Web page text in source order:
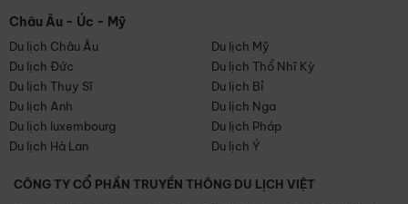
Châu Âu - Úc - Mỹ
Du lịch Châu Âu
Du lịch Mỹ
Du lịch Đức
Du lịch Thổ Nhĩ Kỳ
Du lịch Thụy Sĩ
Du lịch Bỉ
Du lịch Anh
Du lịch Nga
Du lịch luxembourg
Du lịch Pháp
Du lịch Hà Lan
Du lịch Ý
CÔNG TY CỔ PHẦN TRUYỀN THÔNG DU LỊCH VIỆT